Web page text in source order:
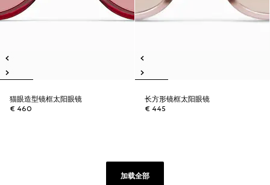
猫眼造型镜框太阳眼镜
€ 460
长方形镜框太阳眼镜
€ 445
加载全部